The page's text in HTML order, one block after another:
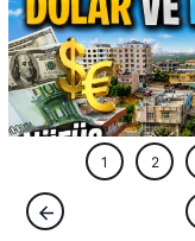
ÖZEL HABER
1 2